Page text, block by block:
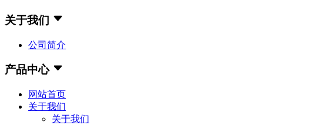
关于我们
公司简介
产品中心
网站首页
关于我们
关于我们